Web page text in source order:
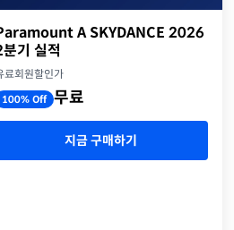
A SKYDANCE 2026
기 실적
료회원할인가
100% Off 무료
지금 구매하기